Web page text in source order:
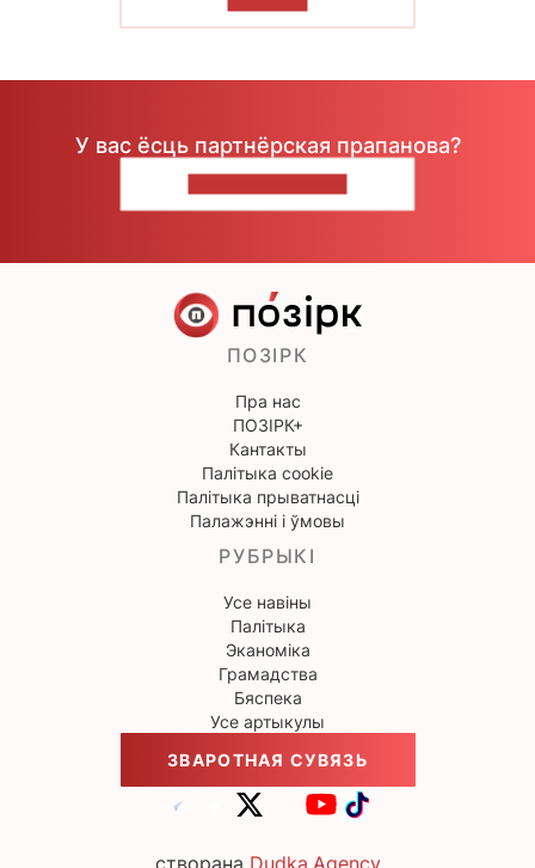
У вас ёсць партнёрская прапанова?
ПОЗІРК
Пра нас
ПОЗІРК+
Кантакты
Палітыка cookie
Палітыка прыватнасці
Палажэнні і ўмовы
РУБРЫКІ
Усе навіны
Палітыка
Эканоміка
Грамадства
Бяспека
Усе артыкулы
ЗВАРОТНАЯ СУВЯЗЬ
створана Dudka.Agency